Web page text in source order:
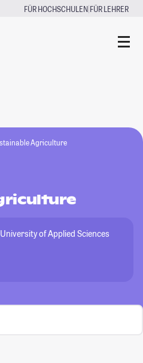
FÜR HOCHSCHULEN|FÜR LEHRER
Agriculture
of Applied Sciences